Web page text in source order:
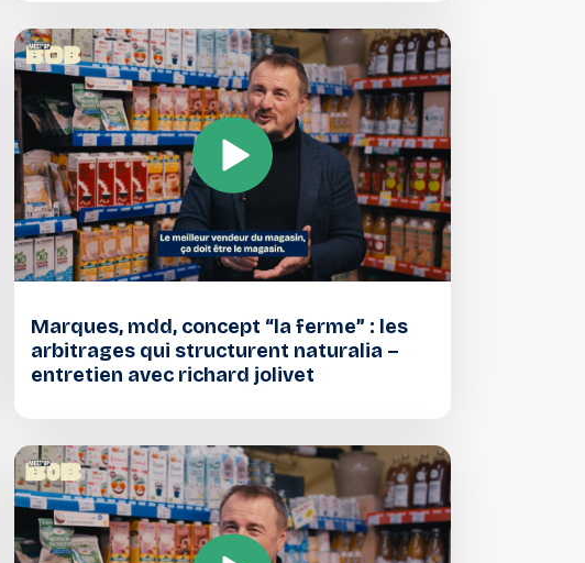
Marques, mdd, concept “la ferme” : les
arbitrages qui structurent naturalia –
entretien avec richard jolivet